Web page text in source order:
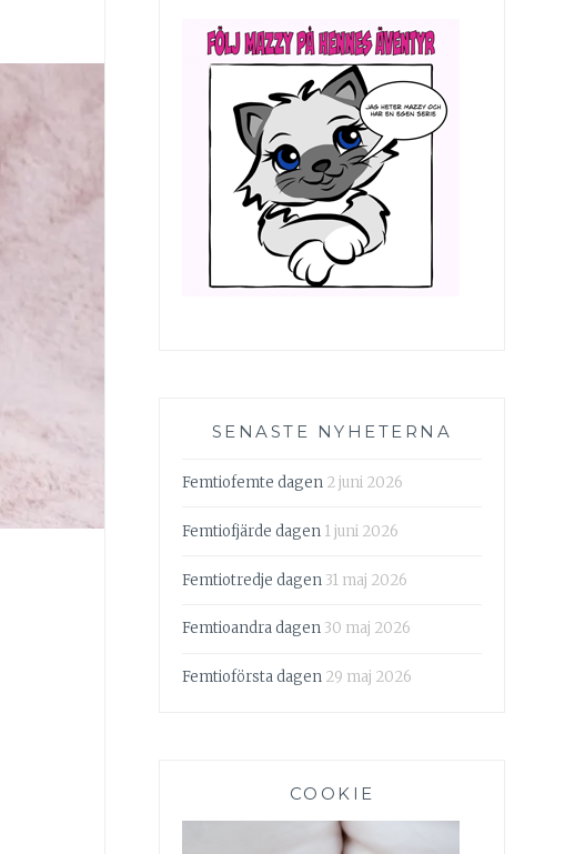
SENASTE NYHETERNA
Femtiofemte dagen 2 juni 2026
Femtiofjärde dagen 1 juni 2026
Femtiotredje dagen 31 maj 2026
Femtioandra dagen 30 maj 2026
Femtioförsta dagen 29 maj 2026
COOKIE